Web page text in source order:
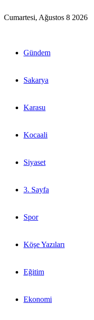
Cumartesi, Ağustos 8 2026
Gündem
Sakarya
Karasu
Kocaali
Siyaset
3. Sayfa
Spor
Köşe Yazıları
Eğitim
Ekonomi